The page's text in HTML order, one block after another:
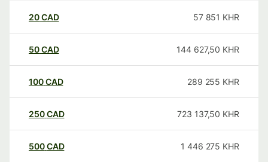
20CAD 57 851 KHR
50CAD 144 627,50 KHR
100CAD 289 255 KHR
250CAD 723 137,50 KHR
500CAD 1 446 275 KHR